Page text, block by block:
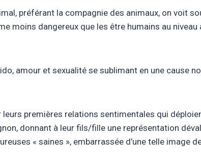
préférant la compagnie des animaux, on voit
moins dangereux que les être humains au
amour et sexualité se sublimant en une cause
premières relations sentimentales qui
donnant à leur fils/fille une représentation
« saines », embarrassée d’une telle image